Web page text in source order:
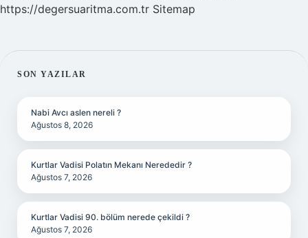
https://degersuaritma.com.tr Sitemap
SIDEBAR
SON YAZILAR
Nabi Avcı aslen nereli ?
Ağustos 8, 2026
Kurtlar Vadisi Polatın Mekanı Nerededir ?
Ağustos 7, 2026
Kurtlar Vadisi 90. bölüm nerede çekildi ?
Ağustos 7, 2026